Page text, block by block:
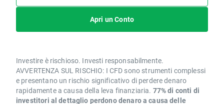
Apri un Conto
Investire è rischioso. Investi responsabilmente.
AVVERTENZA SUL RISCHIO: I CFD sono strumenti complessi
e presentano un rischio significativo di perdere denaro
rapidamente a causa della leva finanziaria. 77% di conti di
investitori al dettaglio perdono denaro a causa delle